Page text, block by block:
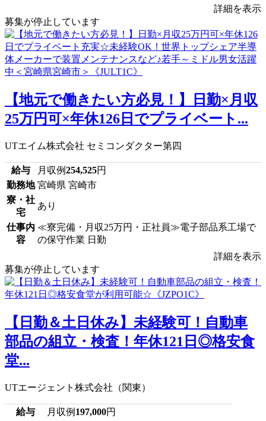
詳細を表示
募集が停止しています
【地元で働きたい方必見！】日勤×月収
25万円可×年休126日でプライベート...
UTエイム株式会社 セミコンダクター第四
給与 月収例254,525円
勤務地 宮崎県 宮崎市
寮・社
宅
あり
仕事内
容
≪寮完備・月収25万円・正社員≫電子部品系工場で
の保守作業 日勤
詳細を表示
募集が停止しています
【日勤＆土日休み】未経験可！自動車
部品の組立・検査！年休121日◎格安食
堂...
UTエージェント株式会社（関東）
給与 月収例 197,000円